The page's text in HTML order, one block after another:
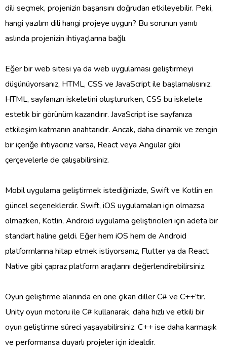
dili seçmek, projenizin başarısını doğrudan etkileyebilir. Peki,
hangi yazılım dili hangi projeye uygun? Bu sorunun yanıtı
aslında projenizin ihtiyaçlarına bağlı.
Eğer bir web sitesi ya da web uygulaması geliştirmeyi
düşünüyorsanız, HTML, CSS ve JavaScript ile başlamalısınız.
HTML, sayfanızın iskeletini oluştururken, CSS bu iskelete
estetik bir görünüm kazandırır. JavaScript ise sayfanıza
etkileşim katmanın anahtarıdır. Ancak, daha dinamik ve zengin
bir içeriğe ihtiyacınız varsa, React veya Angular gibi
çerçevelerle de çalışabilirsiniz.
Mobil uygulama geliştirmek istediğinizde, Swift ve Kotlin en
güncel seçeneklerdir. Swift, iOS uygulamaları için olmazsa
olmazken, Kotlin, Android uygulama geliştiricileri için adeta bir
standart haline geldi. Eğer hem iOS hem de Android
platformlarına hitap etmek istiyorsanız, Flutter ya da React
Native gibi çapraz platform araçlarını değerlendirebilirsiniz.
Oyun geliştirme alanında en öne çıkan diller C# ve C++’tır.
Unity oyun motoru ile C# kullanarak, daha hızlı ve etkili bir
oyun geliştirme süreci yaşayabilirsiniz. C++ ise daha karmaşık
ve performansa duyarlı projeler için idealdir.